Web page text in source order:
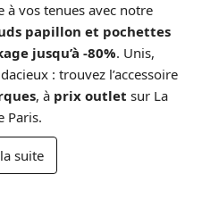
à vos tenues avec notre
papillon et pochettes
jusqu’à -80%. Unis,
: trouvez l’accessoire
, à prix outlet sur La
Paris.
suite